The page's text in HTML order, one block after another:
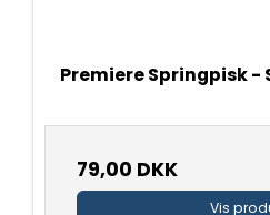
Premiere Springpisk -
79,00 DKK
Vis